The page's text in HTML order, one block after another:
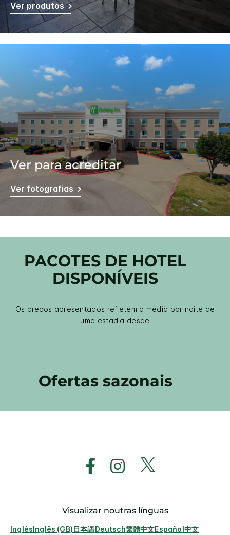
Ver produtos
Ver para acreditar
Ver fotografias
PACOTES DE HOTEL
DISPONÍVEIS
Os preços apresentados refletem a média por noite de
uma estadia desde
Ofertas sazonais
Visualizar noutras línguas
InglêsInglês (GB)日本語Deutsch繁體中文Español中文